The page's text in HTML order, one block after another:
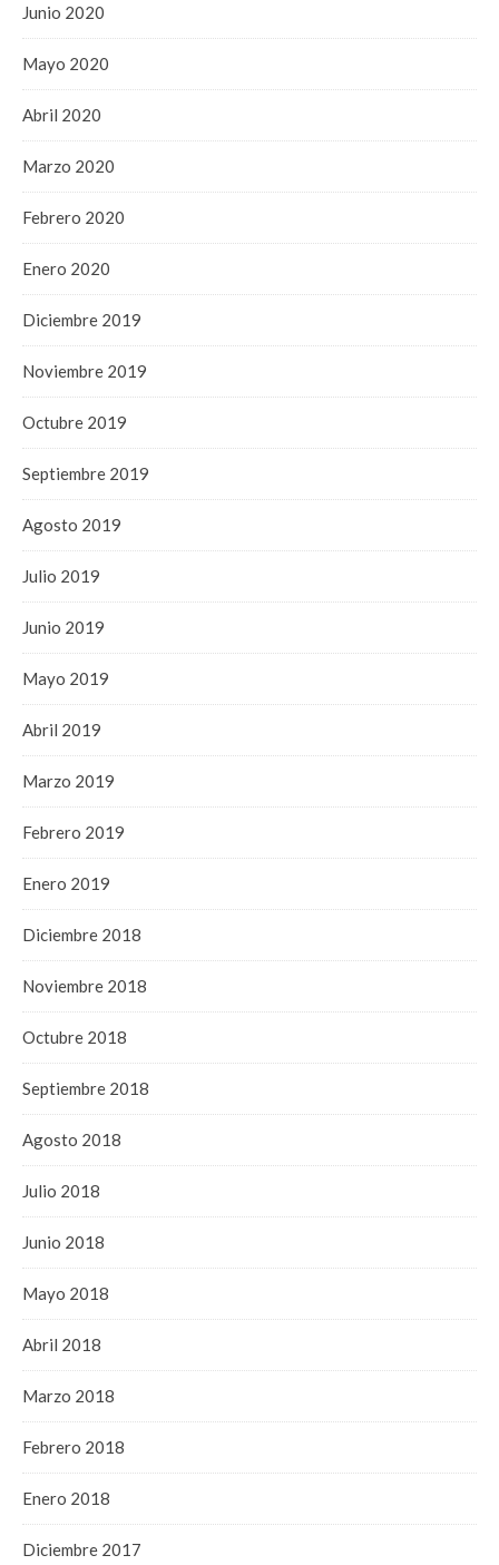
Junio 2020
Mayo 2020
Abril 2020
Marzo 2020
Febrero 2020
Enero 2020
Diciembre 2019
Noviembre 2019
Octubre 2019
Septiembre 2019
Agosto 2019
Julio 2019
Junio 2019
Mayo 2019
Abril 2019
Marzo 2019
Febrero 2019
Enero 2019
Diciembre 2018
Noviembre 2018
Octubre 2018
Septiembre 2018
Agosto 2018
Julio 2018
Junio 2018
Mayo 2018
Abril 2018
Marzo 2018
Febrero 2018
Enero 2018
Diciembre 2017